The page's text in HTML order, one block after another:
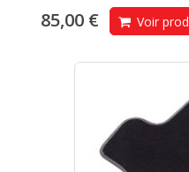
85,00 € Voir